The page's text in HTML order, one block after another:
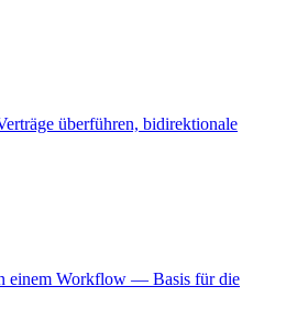
überführen, bidirektionale
einem Workflow — Basis für die